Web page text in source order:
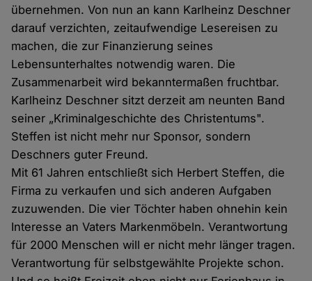
übernehmen. Von nun an kann Karlheinz Deschner
darauf verzichten, zeitaufwendige Lesereisen zu
machen, die zur Finanzierung seines
Lebensunterhaltes notwendig waren. Die
Zusammenarbeit wird bekanntermaßen fruchtbar.
Karlheinz Deschner sitzt derzeit am neunten Band
seiner „Kriminalgeschichte des Christentums".
Steffen ist nicht mehr nur Sponsor, sondern
Deschners guter Freund.
Mit 61 Jahren entschließt sich Herbert Steffen, die
Firma zu verkaufen und sich anderen Aufgaben
zuzuwenden. Die vier Töchter haben ohnehin kein
Interesse an Vaters Markenmöbeln. Verantwortung
für 2000 Menschen will er nicht mehr länger tragen.
Verantwortung für selbstgewählte Projekte schon.